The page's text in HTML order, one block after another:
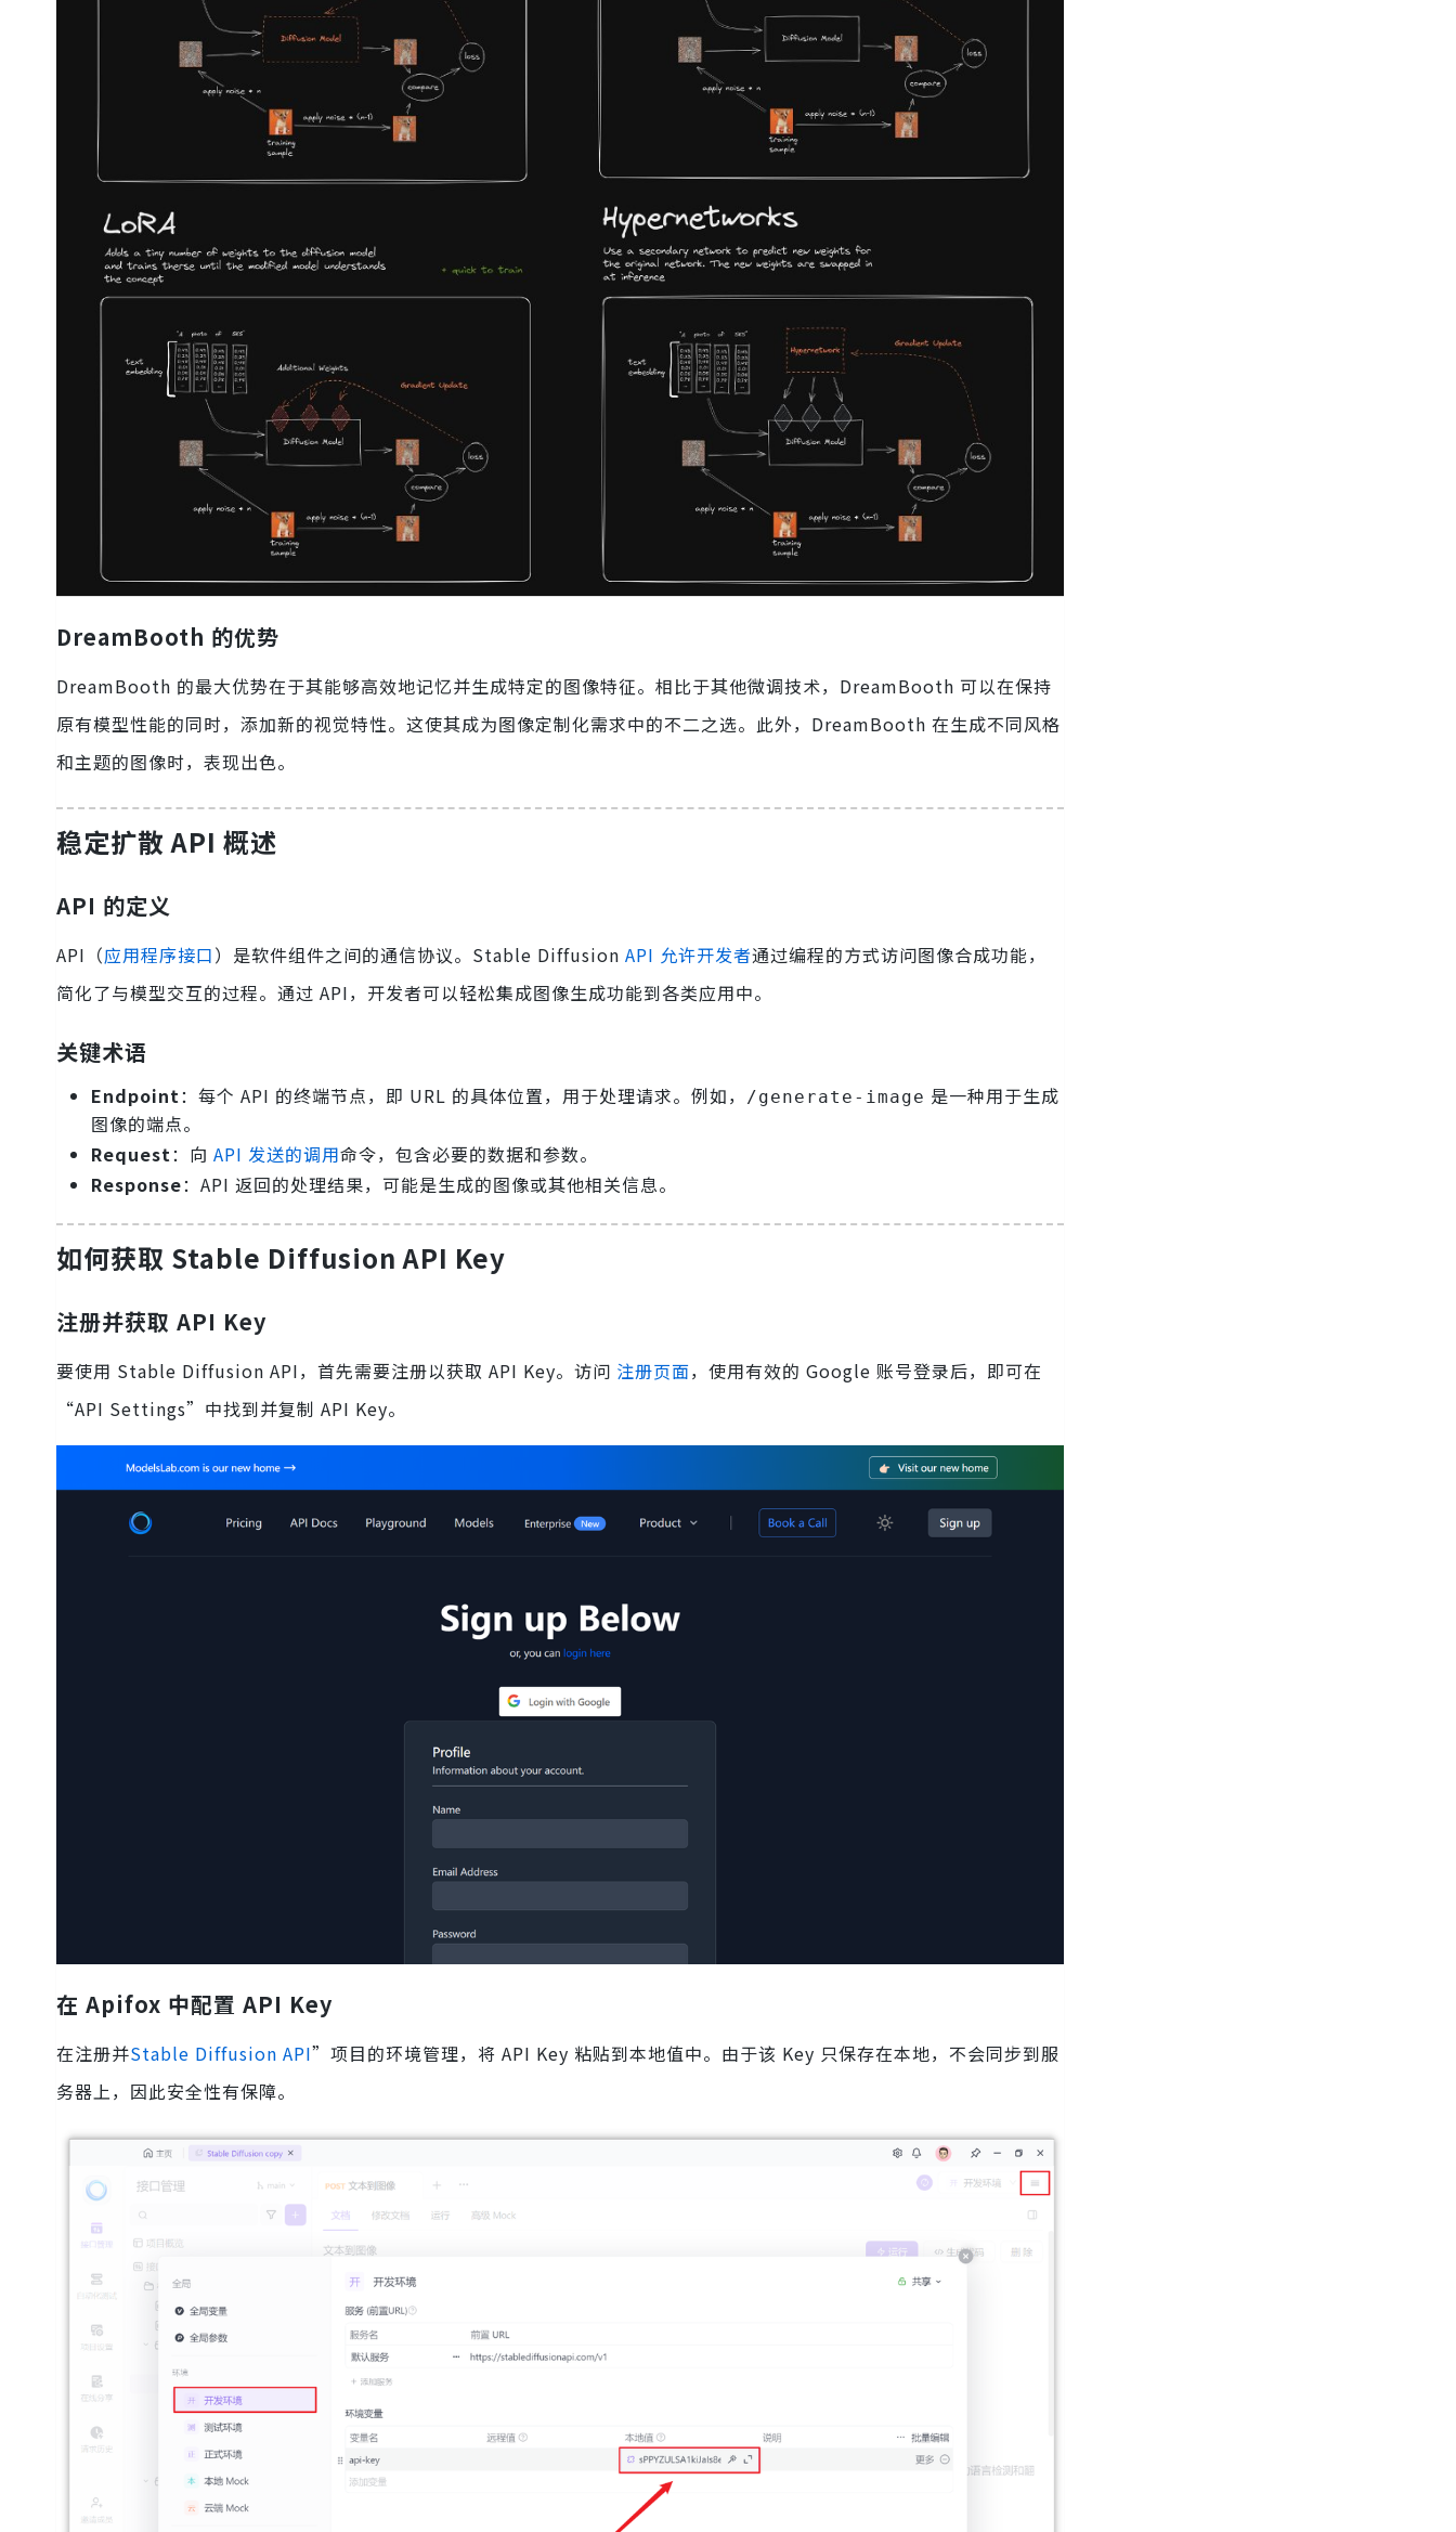
DreamBooth 的优势
DreamBooth 的最大优势在于其能够高效地记忆并生成特定的图像特征。相比于其他微调技术，DreamBooth 可以在保持
原有模型性能的同时，添加新的视觉特性。这使其成为图像定制化需求中的不二之选。此外，DreamBooth 在生成不同风格
和主题的图像时，表现出色。
稳定扩散 API 概述
API 的定义
API（应用程序接口）是软件组件之间的通信协议。Stable Diffusion API 允许开发者通过编程的方式访问图像合成功能，
简化了与模型交互的过程。通过 API，开发者可以轻松集成图像生成功能到各类应用中。
关键术语
Endpoint：每个 API 的终端节点，即 URL 的具体位置，用于处理请求。例如， /generate-image 是一种用于生成
图像的端点。
Request：向 API 发送的调用命令，包含必要的数据和参数。
Response：API 返回的处理结果，可能是生成的图像或其他相关信息。
如何获取 Stable Diffusion API Key
注册并获取 API Key
要使用 Stable Diffusion API，首先需要注册以获取 API Key。访问 注册页面，使用有效的 Google 账号登录后，即可在
“API Settings”中找到并复制 API Key。
在 Apifox 中配置 API Key
在注册并Stable Diffusion API”项目的环境管理，将 API Key 粘贴到本地值中。由于该 Key 只保存在本地，不会同步到服
务器上，因此安全性有保障。